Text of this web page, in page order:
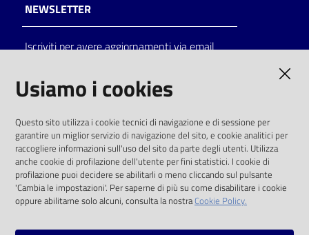
Catalogo
on line
Eventi
Chiedi al
bibliotecario
NEWSLETTER
Iscriviti per avere aggiornamenti via email
solo alle condizioni previste dalla direttiva
comunitaria 2003/98/CE e dal d.lgs. 36/2006
SOCIAL
Instagram
Usiamo i cookies
Questo sito utilizza i cookie tecnici di navigazione e di sessione per
garantire un miglior servizio di navigazione del sito, e cookie analitici per
raccogliere informazioni sull'uso del sito da parte degli utenti. Utilizza
anche cookie di profilazione dell'utente per fini statistici. I cookie di
profilazione puoi decidere se abilitarli o meno cliccando sul pulsante
'Cambia le impostazioni'. Per saperne di più su come disabilitare i cookie
oppure abilitarne solo alcuni, consulta la nostraCookie Policy.